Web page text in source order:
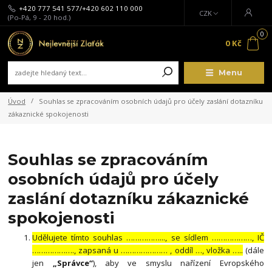
Menu
CZK
+420 777 541 577/+420 602 110 000
(Po-Pá, 9 - 20 hod.)
0
0 Kč
Úvod
Souhlas se zpracováním osobních údajů pro účely zaslání dotazníku
zákaznické spokojenosti
Souhlas se zpracováním
osobních údajů pro účely
zaslání dotazníku zákaznické
spokojenosti
Udělujete tímto souhlas ……………..., se sídlem ………………, IČ
………………., zapsaná u ………………… , oddíl …, vložka ….. (dále
jen „Správce“), aby ve smyslu nařízení Evropského